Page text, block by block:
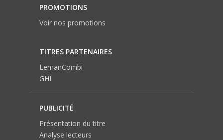
PROMOTIONS
Voir nos promotions
TITRES PARTENAIRES
LemanCombi
GHI
PUBLICITÉ
Présentation du titre
Analyse lecteurs